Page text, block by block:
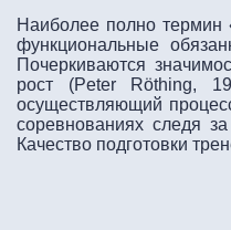
Наиболее полно термин
функциональные
Почеркиваются
рост (Peter Röthing,
осуществляющий
соревнованиях следя
Качество подготовки